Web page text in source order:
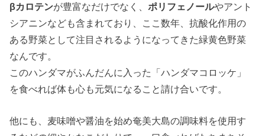
βカロテンが豊富なだけでなく、ポリフェノールやアント
シアニンなども含まれており、ここ数年、抗酸化作用の
ある野菜として注目されるようになってきた緑黄色野菜
なんです。
このハンダマがふんだんに入った「ハンダマコロッケ」
を食べれば体も心も元気になること請け合いです。
他にも、麦味噌や醤油を始め奄美大島の調味料を使用す